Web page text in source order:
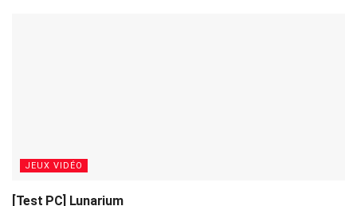
JEUX VIDÉO
[Test PC] Lunarium